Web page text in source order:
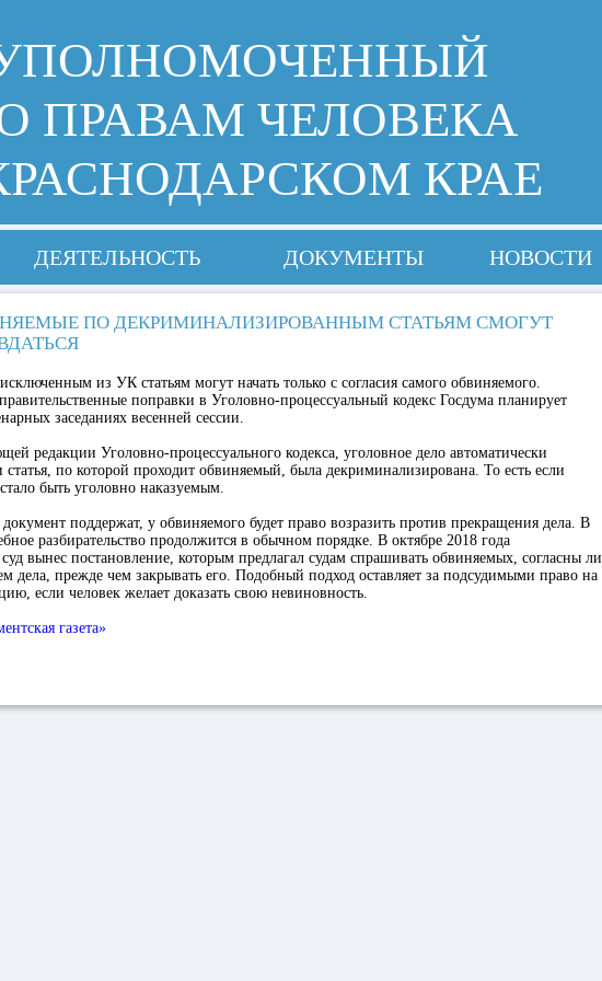
ПРАВАМ ЧЕЛОВЕКА
КРАЕ
ДЕЯТЕЛЬНОСТЬ ДОКУМЕНТЫ НОВОСТИ
ПО ДЕКРИМИНАЛИЗИРОВАННЫМ СТАТЬЯМ СМОГУТ
из УК статьям могут начать только с согласия самого обвиняемого.
поправки в Уголовно-процессуальный кодекс Госдума планирует
заседаниях весенней сессии.
редакции Уголовно-процессуального кодекса, уголовное дело автоматически
статья, по которой проходит обвиняемый, была декриминализирована. То есть если
быть уголовно наказуемым.
поддержат, у обвиняемого будет право возразить против прекращения дела. В
разбирательство продолжится в обычном порядке. В октябре 2018 года
вынес постановление, которым предлагал судам спрашивать обвиняемых, согласны ли
дела, прежде чем закрывать его. Подобный подход оставляет за подсудимыми право на
если человек желает доказать свою невиновность.
газета»